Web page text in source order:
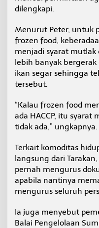
a
a
k
a
n
T
t
u
n
dilengkapi.
Menurut Peter, untuk
frozen food,
menjadi syarat mutlak
lebih banyak
ikan segar sehingga
tersebut.
“Kalau frozen food
ada HACCP, itu syarat
tidak ada,” ungkapnya.
Terkait komoditas
langsung dari
pernah mengurus
apabila nantinya
mengurus seluruh
Ia juga menyebut
Balai Pengelolaan